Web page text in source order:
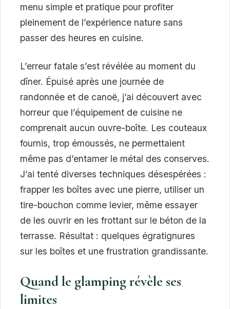
menu simple et pratique pour profiter
pleinement de l’expérience nature sans
passer des heures en cuisine.
L’erreur fatale s’est révélée au moment du
dîner. Épuisé après une journée de
randonnée et de canoë, j’ai découvert avec
horreur que l’équipement de cuisine ne
comprenait aucun ouvre-boîte. Les couteaux
fournis, trop émoussés, ne permettaient
même pas d’entamer le métal des conserves.
J’ai tenté diverses techniques désespérées :
frapper les boîtes avec une pierre, utiliser un
tire-bouchon comme levier, même essayer
de les ouvrir en les frottant sur le béton de la
terrasse. Résultat : quelques égratignures
sur les boîtes et une frustration grandissante.
Quand le glamping révèle ses
limites